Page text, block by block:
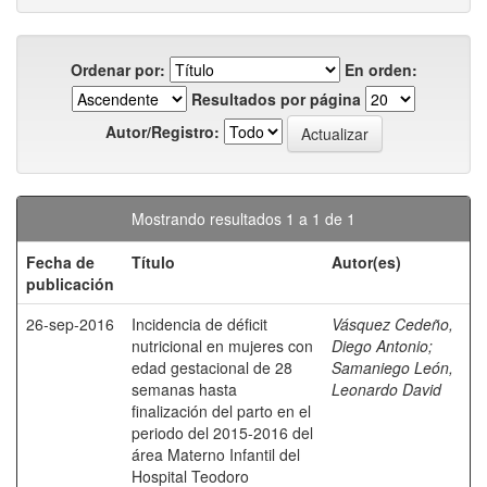
Ordenar por:
En orden:
Resultados por página
Autor/Registro:
Mostrando resultados 1 a 1 de 1
Fecha de
publicación
Título Autor(es)
26-sep-2016
Incidencia de déficit
nutricional en mujeres con
edad gestacional de 28
semanas hasta
finalización del parto en el
periodo del 2015-2016 del
área Materno Infantil del
Hospital Teodoro
Vásquez Cedeño,
Diego Antonio;
Samaniego León,
Leonardo David